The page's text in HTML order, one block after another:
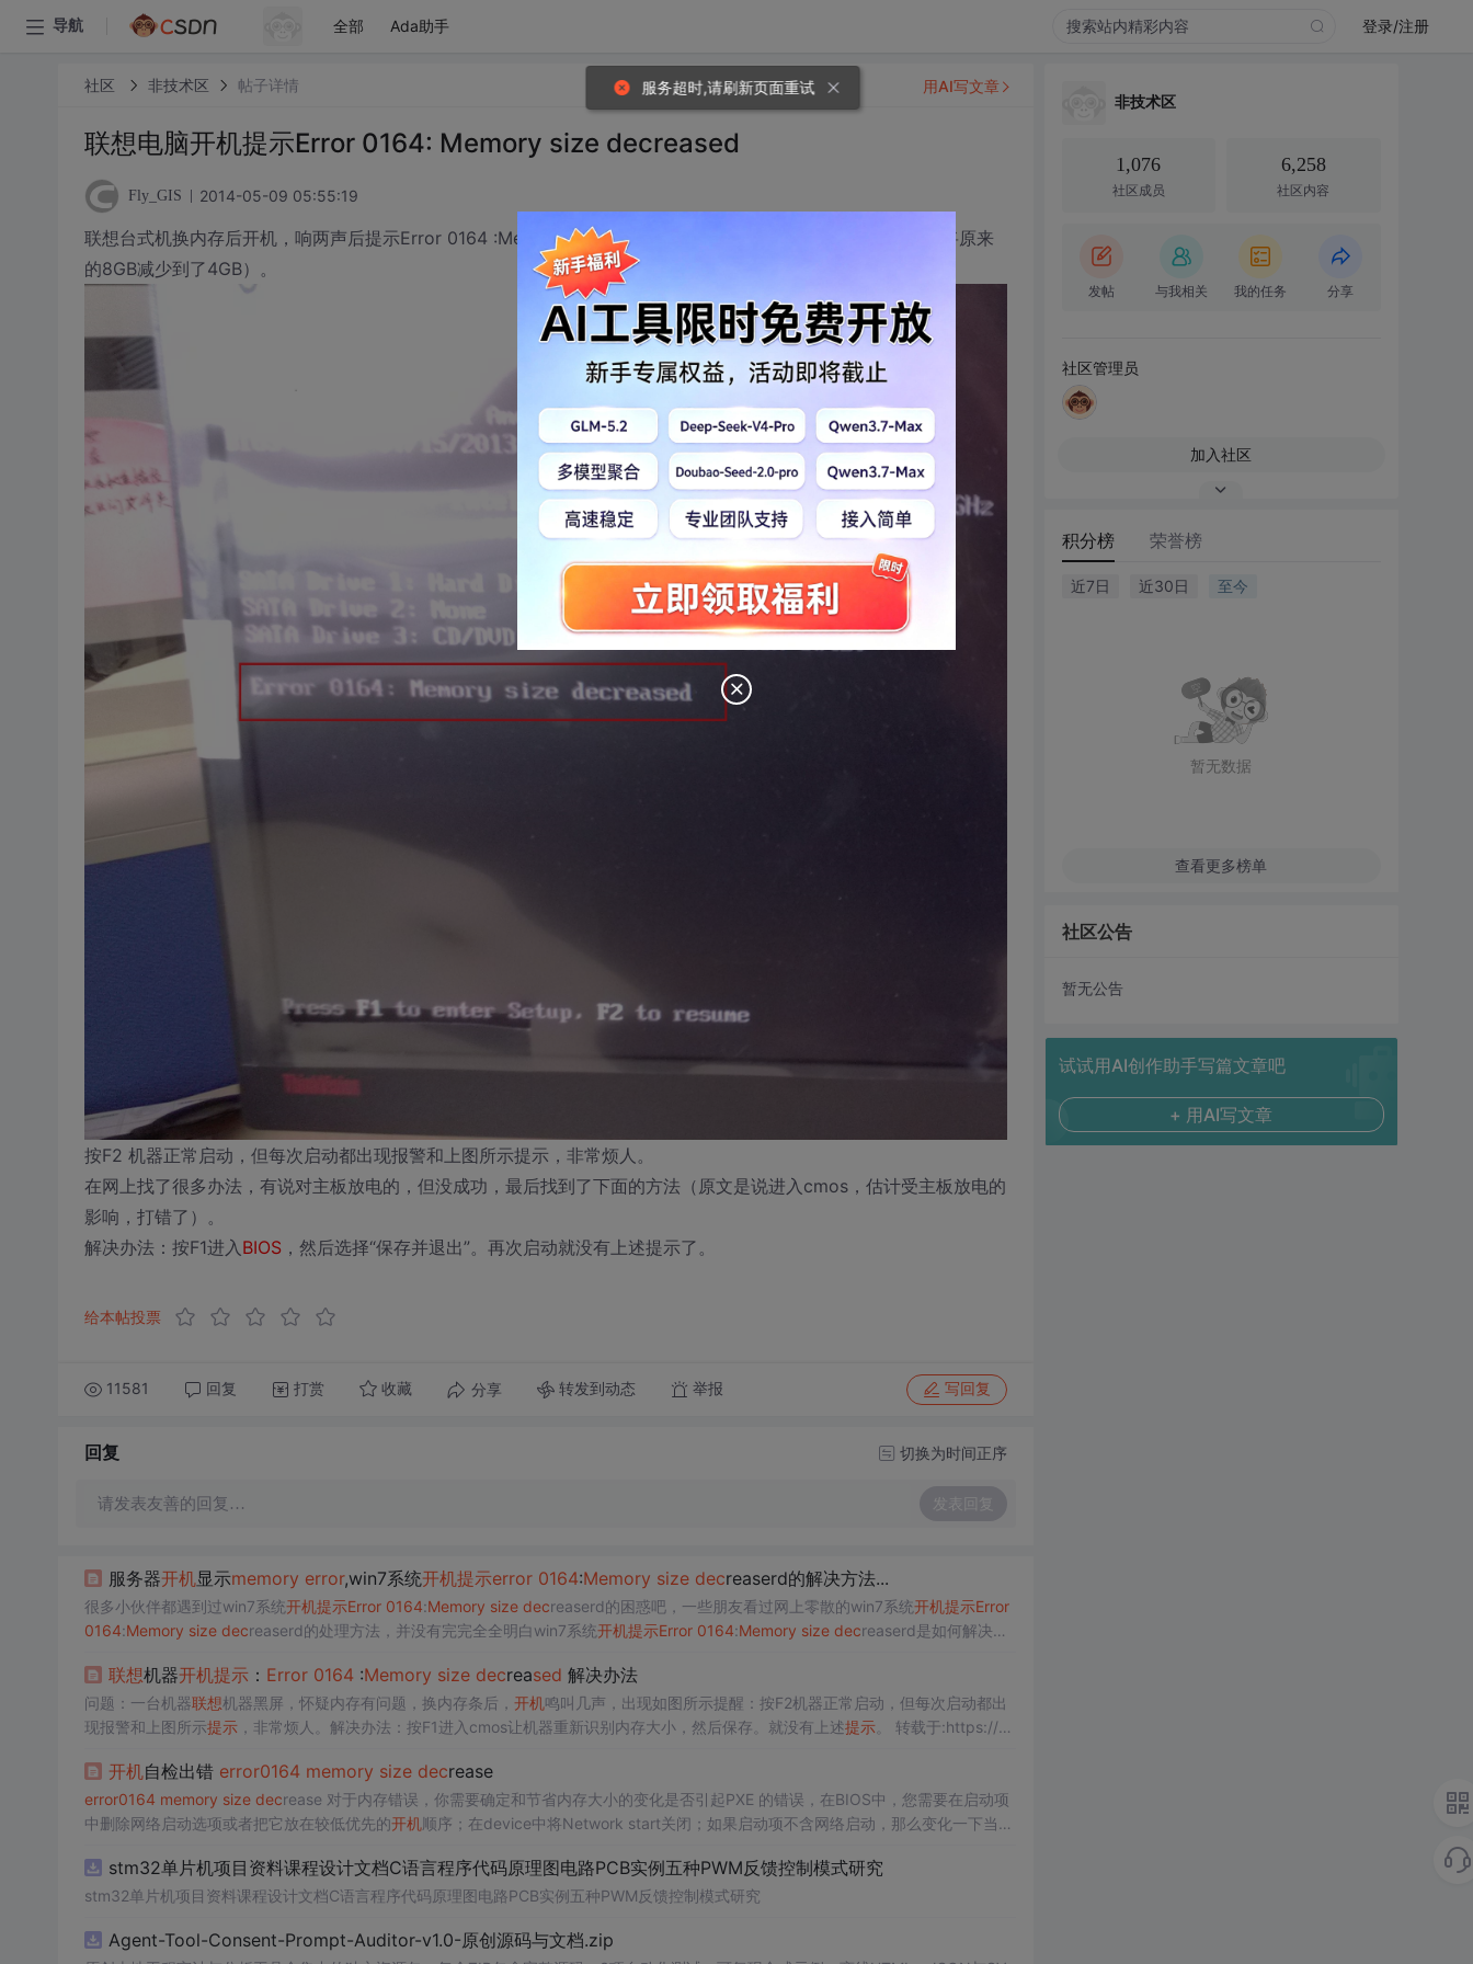
导航 全部 Ada助手 登录/注册
社区 非技术区 帖子详情
联想电脑开机提示Error 0164: Memory size decreased
Fly_GIS 2014-05-09 05:55:19
联想台式机换内存后开机，响两声后提示Error 0164 :Memory size decreased（如下图所示，内存减少，确实将原来
的8GB减少到了4GB）。
按F2 机器正常启动，但每次启动都出现报警和上图所示提示，非常烦人。
在网上找了很多办法，有说对主板放电的，但没成功，最后找到了下面的方法（原文是说进入cmos，估计受主板放电的
影响，打错了）。
解决办法：按F1进入 BIOS ，然后选择“保存并退出”。再次启动就没有上述提示了。
给本帖投票
11581 回复 打赏 收藏 分享 转发到动态 举报 写回复
用AI写文章
回复 切换为时间正序
请发表友善的回复… 发表回复
服务器开机显示memory error,win7系统开机提示error 0164:Memory size decreaserd的解决方法...
很多小伙伴都遇到过win7系统开机提示Error 0164:Memory size decreaserd的困惑吧，一些朋友看过网上零散的win7系统开机提示Error
0164:Memory size decreaserd的处理方法，并没有完完全全明白win7系统开机提示Error 0164:Memory size decreaserd是如何解决
联想机器开机提示： Error 0164 :Memory size decreased 解决办法
问题：一台机器联想机器黑屏，怀疑内存有问题，换内存条后， 开机鸣叫几声，出现如图所示提醒：按F2机器正常启动，但每次启动都出
现报警和上图所示提示，非常烦人。解决办法：按F1进入cmos让机器重新识别内存大小，然后保存。就没有上述提示。 转载于:https://bl
开机自检出错 error0164 memory size decrease
error0164 memory size decrease 对于内存错误，你需要确定和节省内存大小的变化是否引起PXE 的错误，在BIOS中，您需要在启动项
中删除网络启动选项​​或者把它放在较低优先的开机顺序；在device中将Network start关闭；如果启动项不含网络启动，那么变化一下当前
stm32单片机项目资料课程设计文档C语言程序代码原理图电路PCB实例五种PWM反馈控制模式研究
stm32单片机项目资料课程设计文档C语言程序代码原理图电路PCB实例五种PWM反馈控制模式研究
Agent-Tool-Consent-Prompt-Auditor-v1.0-原创源码与文档.zip
非技术区
1,076
社区成员
6,258
社区内容
发帖 与我相关 我的任务 分享
社区管理员
加入社区
积分榜 荣誉榜
近7日 近30日 至今
暂无数据
查看更多榜单
社区公告
暂无公告
试试用AI创作助手写篇文章吧
+ 用AI写文章
服务超时,请刷新页面重试